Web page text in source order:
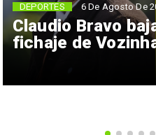
Claudio Bravo
fichaje de
DEPORTES 6 De Agosto De